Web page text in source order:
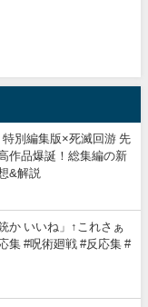
特別編集版×死滅回游 先
作品爆誕！総集編の新
&解説
か いいね」↑これさぁ
集 #呪術廻戦 #反応集 #